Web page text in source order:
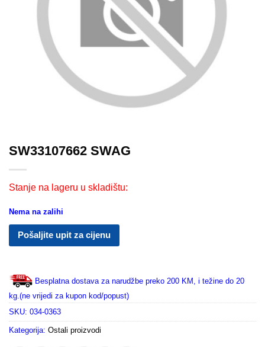
SW33107662 SWAG
Stanje na lageru u skladištu:
Nema na zalihi
Pošaljite upit za cijenu
Besplatna dostava za narudžbe preko 200 KM, i težine do 20
kg.(ne vrijedi za kupon kod/popust)
SKU: 034-0363
Kategorija: Ostali proizvodi